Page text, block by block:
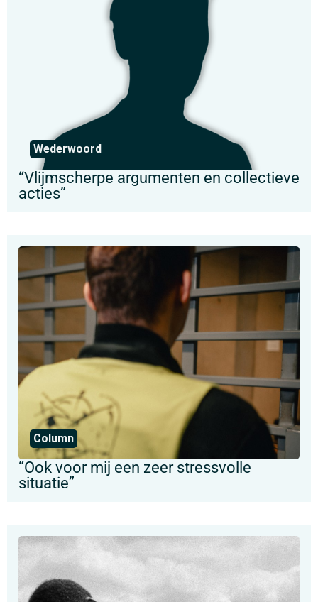
Wederwoord
“Vlijmscherpe argumenten en collectieve
acties”
Column
“Ook voor mij een zeer stressvolle
situatie”